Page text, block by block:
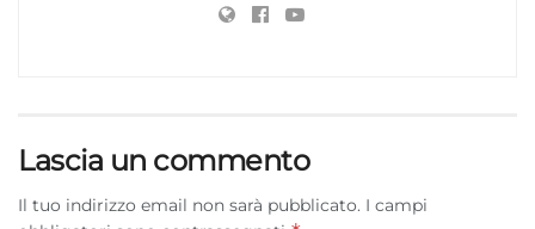
Lascia un commento
Il tuo indirizzo email non sarà pubblicato. I campi